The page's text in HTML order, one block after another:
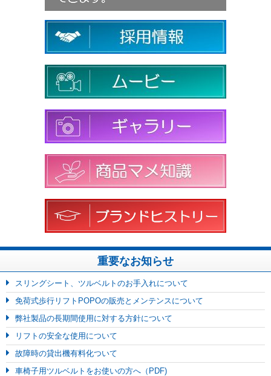
重要なお知らせ
スリングシート、ツルベルトのお手入れについて
免荷式歩行リフトPOPOの販売とメンテンスについて
弊社製品の長期間使用に対する方針について
リフトの安全な使用について
故障時の貸出機有料化ついて
車椅子用ツルベルトをお使いの方へ（PDF)